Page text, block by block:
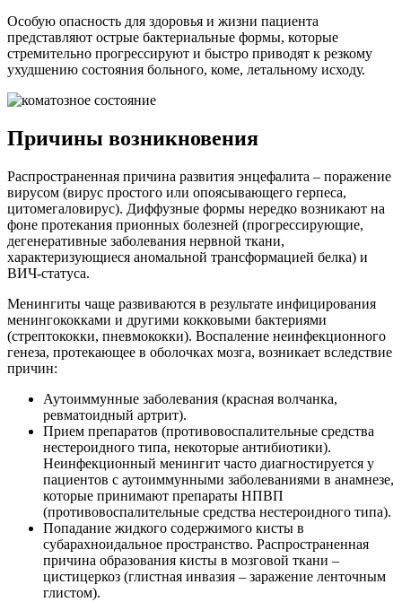
Особую опасность для здоровья и жизни пациента
представляют острые бактериальные формы, которые
стремительно прогрессируют и быстро приводят к резкому
ухудшению состояния больного, коме, летальному исходу.
Причины возникновения
Распространенная причина развития энцефалита – поражение
вирусом (вирус простого или опоясывающего герпеса,
цитомегаловирус). Диффузные формы нередко возникают на
фоне протекания прионных болезней (прогрессирующие,
дегенеративные заболевания нервной ткани,
характеризующиеся аномальной трансформацией белка) и
ВИЧ-статуса.
Менингиты чаще развиваются в результате инфицирования
менингококками и другими кокковыми бактериями
(стрептококки, пневмококки). Воспаление неинфекционного
генеза, протекающее в оболочках мозга, возникает вследствие
причин:
Аутоиммунные заболевания (красная волчанка,
ревматоидный артрит).
Прием препаратов (противовоспалительные средства
нестероидного типа, некоторые антибиотики).
Неинфекционный менингит часто диагностируется у
пациентов с аутоиммунными заболеваниями в анамнезе,
которые принимают препараты НПВП
(противовоспалительные средства нестероидного типа).
Попадание жидкого содержимого кисты в
субарахноидальное пространство. Распространенная
причина образования кисты в мозговой ткани –
цистицеркоз (глистная инвазия – заражение ленточным
глистом).